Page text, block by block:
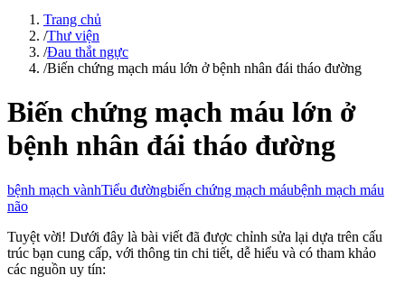
Trang chủ
/Thư viện
/Đau thắt ngực
/Biến chứng mạch máu lớn ở bệnh nhân đái tháo đường
Biến chứng mạch máu lớn ở
bệnh nhân đái tháo đường
bệnh mạch vànhTiểu đườngbiến chứng mạch máubệnh mạch máu
não
Tuyệt vời! Dưới đây là bài viết đã được chỉnh sửa lại dựa trên cấu
trúc bạn cung cấp, với thông tin chi tiết, dễ hiểu và có tham khảo
các nguồn uy tín: